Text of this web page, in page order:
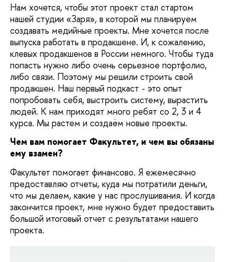
Нам хочется, чтобы этот проект стал стартом
нашей студии «Заря», в которой мы планируем
создавать медийные проекты. Мне хочется после
выпуска работать в продакшене. И, к сожалению,
клевых продакшенов в России немного. Чтобы туда
попасть нужно либо очень серьезное портфолио,
либо связи. Поэтому мы решили строить свой
продакшен. Наш первый подкаст - это опыт
попробовать себя, выстроить систему, вырастить
людей. К нам приходят много ребят со 2, 3 и 4
курса. Мы растем и создаём новые проекты.
Чем вам помогает Факультет, и чем вы обязаны
ему взамен?
Факультет помогает финансово. Я ежемесячно
предоставляю отчеты, куда мы потратили деньги,
что мы делаем, какие у нас прослушивания. И когда
закончится проект, мне нужно будет предоставить
большой итоговый отчет с результатами нашего
проекта.